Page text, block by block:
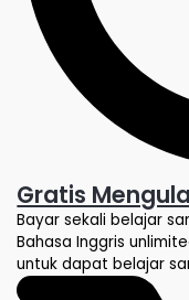
Gratis
Bayar sekali belajar
Bahasa Inggris
untuk dapat belajar